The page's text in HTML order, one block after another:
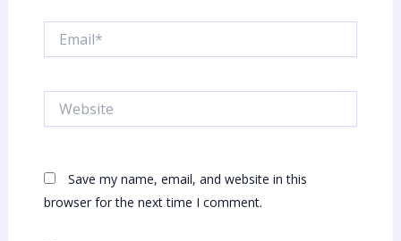
Save my name, email, and website in this
browser for the next time I comment.